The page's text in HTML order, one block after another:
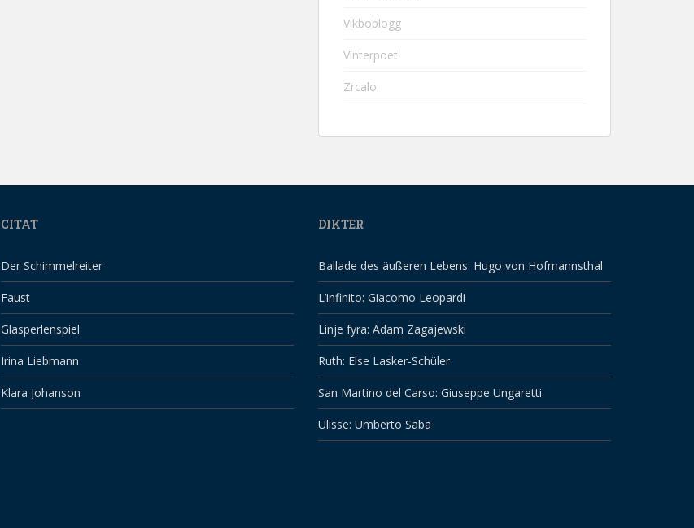
Vikboblogg
Vinterpoet
Zrcalo
CITAT
Der Schimmelreiter
Faust
Glasperlenspiel
Irina Liebmann
Klara Johanson
DIKTER
Ballade des äußeren Lebens: Hugo von Hofmannsthal
L’infinito: Giacomo Leopardi
Linje fyra: Adam Zagajewski
Ruth: Else Lasker-Schüler
San Martino del Carso: Giuseppe Ungaretti
Ulisse: Umberto Saba